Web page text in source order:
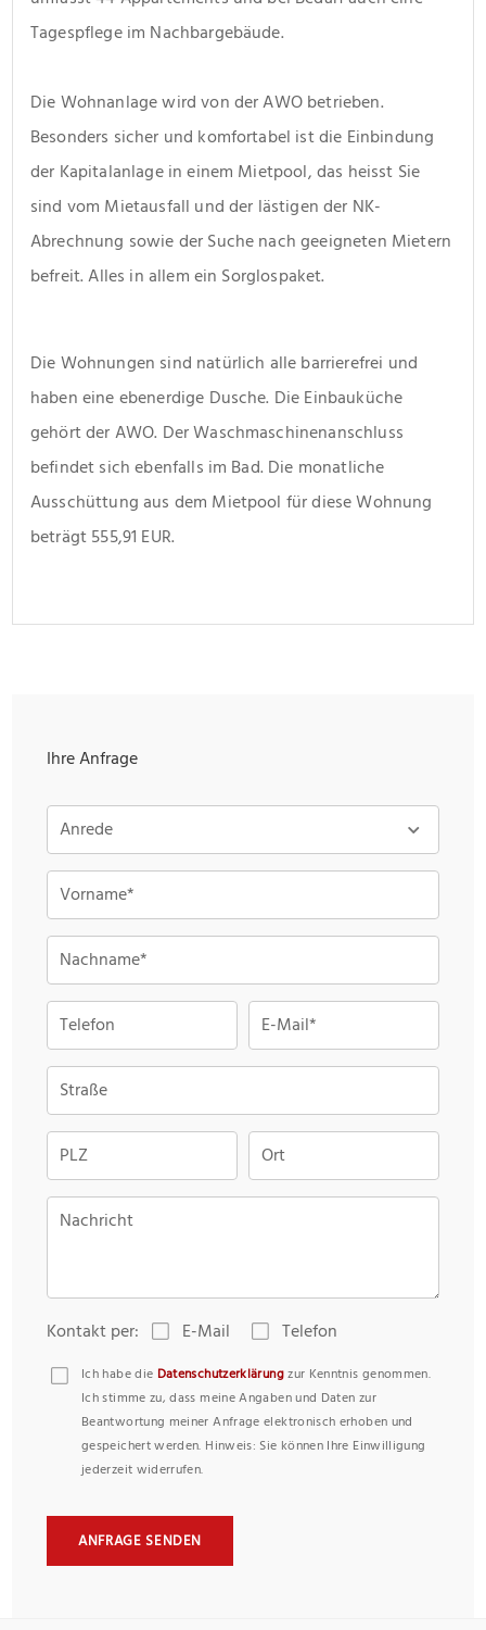
Tagespflege im Nachbargebäude.
Die Wohnanlage wird von der AWO betrieben.
Besonders sicher und komfortabel ist die Einbindung
der Kapitalanlage in einem Mietpool, das heisst Sie
sind vom Mietausfall und der lästigen der NK-
Abrechnung sowie der Suche nach geeigneten Mietern
befreit. Alles in allem ein Sorglospaket.
Die Wohnungen sind natürlich alle barrierefrei und
haben eine ebenerdige Dusche. Die Einbauküche
gehört der AWO. Der Waschmaschinenanschluss
befindet sich ebenfalls im Bad. Die monatliche
Ausschüttung aus dem Mietpool für diese Wohnung
beträgt 555,91 EUR.
Ihre Anfrage
Anrede
Vorname*
Nachname*
Telefon E-Mail*
Straße
PLZ Ort
Nachricht
Kontakt per: E-Mail Telefon
Ich habe die Datenschutzerklärungzur Kenntnis genommen.
Ich stimme zu, dass meine Angaben und Daten zur
Beantwortung meiner Anfrage elektronisch erhoben und
gespeichert werden. Hinweis: Sie können Ihre Einwilligung
jederzeit widerrufen.
ANFRAGE SENDEN